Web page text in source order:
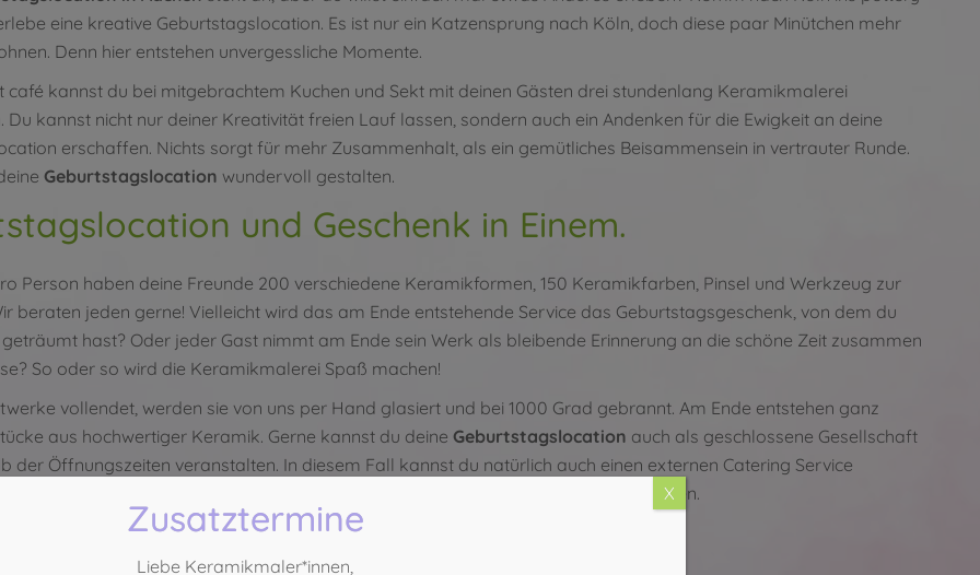
eine kreative Geburtstagslocation. Es ist nur ein Katzensprung nach Köln, doch diese paar Minütchen mehr
Denn hier entstehen unvergessliche Momente.
café kannst du bei mitgebrachtem Kuchen und Sekt mit deinen Gästen drei stundenlang Keramikmalerei
Du kannst nicht nur deiner Kreativität freien Lauf lassen, sondern auch ein Andenken für die Ewigkeit an deine
erschaffen. Nichts sorgt für mehr Zusammenhalt, als ein gemütliches Beisammensein in vertrauter Runde.
Geburtstagslocation wundervoll gestalten.
und Geschenk in Einem.
Person haben deine Freunde 200 verschiedene Keramikformen, 150 Keramikfarben, Pinsel und Werkzeug zur
beraten jeden gerne! Vielleicht wird das am Ende entstehende Service das Geburtstagsgeschenk, von dem du
hast? Oder jeder Gast nimmt am Ende sein Werk als bleibende Erinnerung an die schöne Zeit zusammen
So oder so wird die Keramikmalerei Spaß machen!
vollendet, werden sie von uns per Hand glasiert und bei 1000 Grad gebrannt. Am Ende entstehen ganz
aus hochwertiger Keramik. Gerne kannst du deine Geburtstagslocation auch als geschlossene Gesellschaft
der Öffnungszeiten veranstalten. In diesem Fall kannst du natürlich auch einen externen Catering Service
soll schließlich voll und ganz deinen Wünschen entsprechen.
Zusatztermine
Liebe Keramikmaler*innen,
X